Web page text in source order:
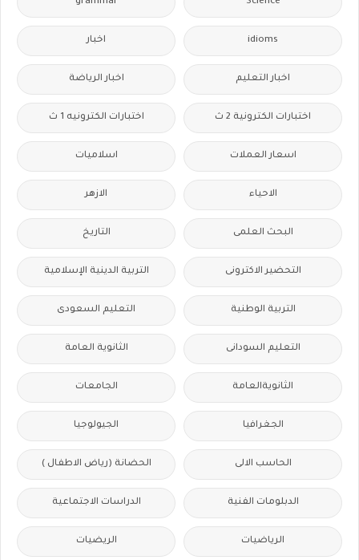
idioms اخبار
اخبار التعليم اخبار الرياضة
اختبارات الكترونية 2 ث اختبارات الكترونيه 1 ث
اسعار العملات اسلاميات
الاحياء الازهر
البحث العلمى التاريخ
التحضير الاكترونى التربية الدينية الإسلامية
التربية الوطنية التعليم السعودى
التعليم السودانى الثانوية العامة
الثانويةالعامة الجامعات
الجغرافيا الجيولوجيا
الحاسب الالى الحضانة (رياض الاطفال )
الدبلومات الفنية الدراسات الاجتماعية
الرياضيات الريضيات